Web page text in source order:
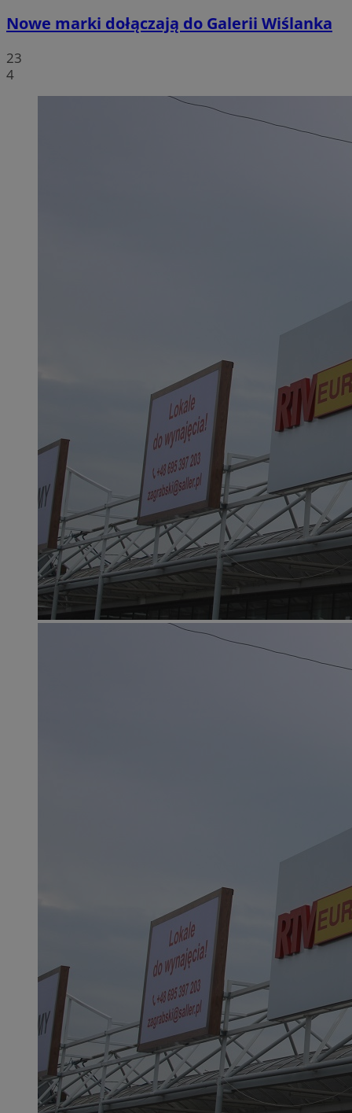
Nowe marki dołączają do Galerii Wiślanka
23
4